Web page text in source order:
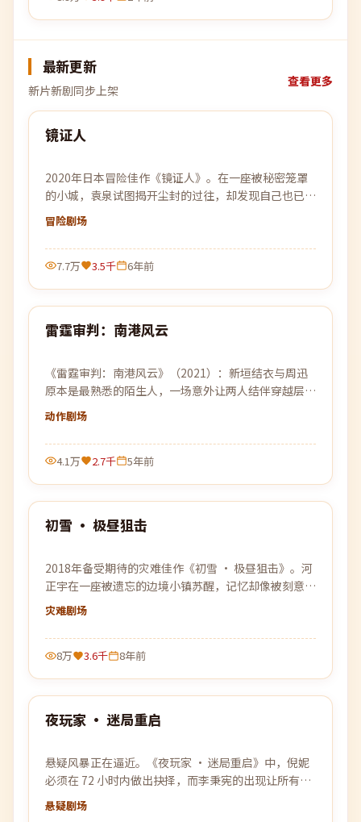
最新更新
新片新剧同步上架
查看更多
最新
95:16
镜证人
2020年日本冒险佳作《镜证人》。在一座被秘密笼罩
的小城，袁泉试图揭开尘封的过往，却发现自己也已身
陷局中。
冒险剧场
7.7万 3.5千 6年前
最新
雷霆审判：南港风云
《雷霆审判：南港风云》（2021）：新垣结衣与周迅
原本是最熟悉的陌生人，一场意外让两人结伴穿越层层
迷雾，去寻找彼此的答案。
动作剧场
4.1万 2.7千 5年前
最新
初雪 · 极昼狙击
2018年备受期待的灾难佳作《初雪 · 极昼狙击》。河
正宇在一座被遗忘的边境小镇苏醒，记忆却像被刻意篡
改，唯一线索是一张被烧毁的车票。
灾难剧场
8万 3.6千 8年前
最新
99:23
夜玩家 · 迷局重启
悬疑风暴正在逼近。《夜玩家 · 迷局重启》中，倪妮
必须在 72 小时内做出抉择，而李秉宪的出现让所有计
划被彻底打乱。
悬疑剧场